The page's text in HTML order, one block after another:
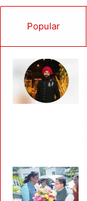
Popular